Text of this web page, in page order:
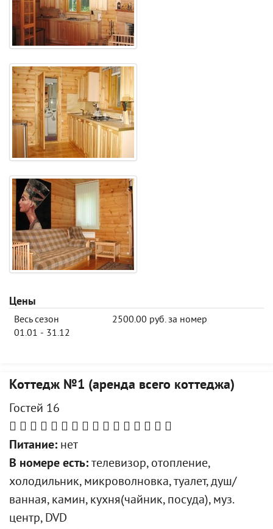
Цены
Весь сезон
01.01 - 31.12
2500.00 руб. за номер
Коттедж №1 (аренда всего коттеджа)
Гостей 16
Питание: нет
В номере есть: телевизор, отопление,
холодильник, микроволновка, туалет, душ/
ванная, камин, кухня(чайник, посуда), муз.
центр, DVD